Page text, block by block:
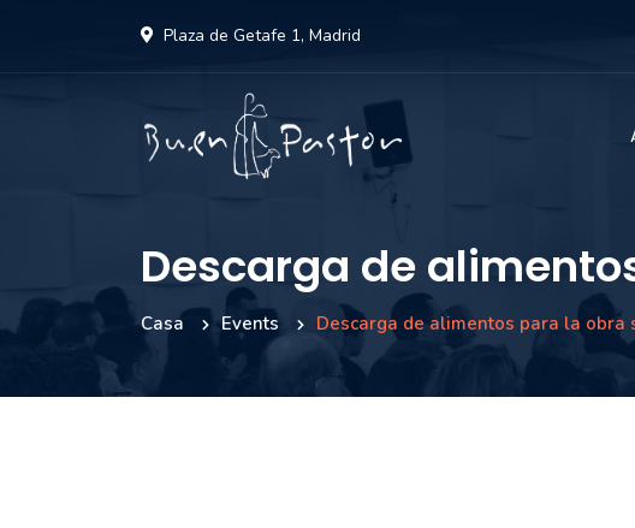
Plaza de Getafe 1, Madrid
Descarga de
Casa Events Descarga de alimentos para la obra